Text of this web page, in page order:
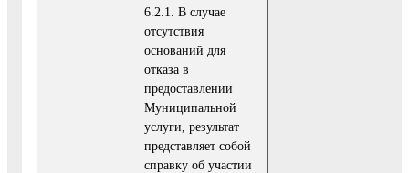
6.2.1. В случае
отсутствия
оснований для
отказа в
предоставлении
Муниципальной
услуги, результат
представляет собой
справку об участии